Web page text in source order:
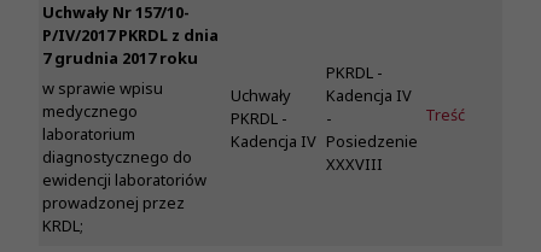
Uchwały Nr 157/10-
P/IV/2017 PKRDL z dnia
7 grudnia 2017 roku
w sprawie wpisu
medycznego
laboratorium
diagnostycznego do
ewidencji laboratoriów
prowadzonej przez
KRDL;
Uchwały
PKRDL -
Kadencja IV
PKRDL -
Kadencja IV
-
Posiedzenie
XXXVIII
Treść